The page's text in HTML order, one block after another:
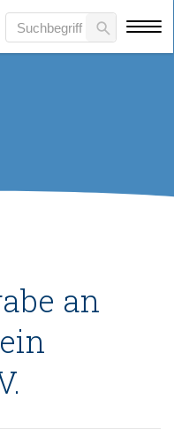
an